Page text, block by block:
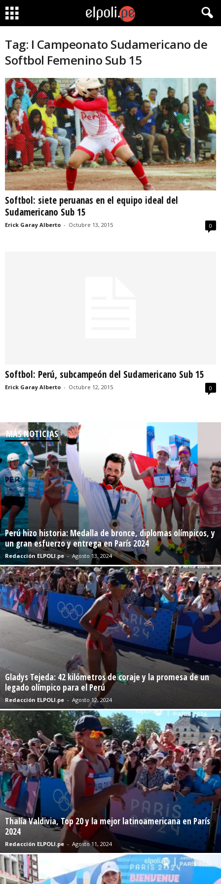
Tag: I Campeonato Sudamericano de
Softbol Femenino Sub 15
Softbol: siete peruanas en el equipo ideal del
Sudamericano Sub 15
Erick Garay Alberto - Octubre 13, 2015 0
Softbol: Perú, subcampeón del Sudamericano Sub 15
Erick Garay Alberto - Octubre 12, 2015 0
MÁS NOTICIAS
Perú hizo historia: Medalla de bronce, diplomas olímpicos, y
un gran esfuerzo y entrega en París 2024
Redacción ELPOLI.pe - Agosto 13, 2024
Gladys Tejeda: 42 kilómetros de coraje y la promesa de un
legado olímpico para el Perú
Redacción ELPOLI.pe - Agosto 12, 2024
Thalía Valdivia, Top 20 y la mejor latinoamericana en París
2024
Redacción ELPOLI.pe - Agosto 11, 2024